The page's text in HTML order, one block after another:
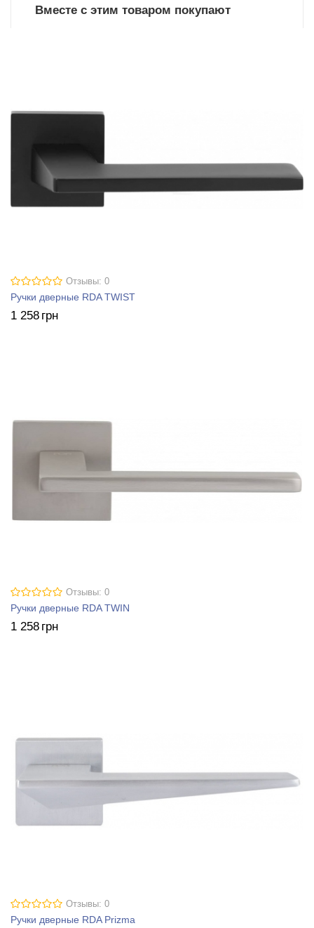
Вместе с этим товаром покупают
Отзывы: 0
Ручки дверные RDA TWIST
1 258 грн
Отзывы: 0
Ручки дверные RDA TWIN
1 258 грн
Отзывы: 0
Ручки дверные RDA Prizma